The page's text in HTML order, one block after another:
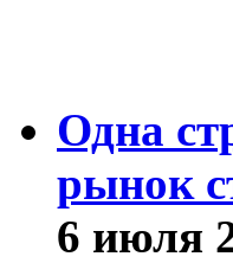
Одна
рынок
6 июля